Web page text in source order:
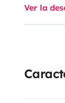
livre ,
Ver la